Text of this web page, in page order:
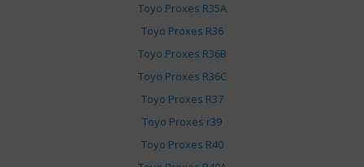
Toyo Proxes R35A
Toyo Proxes R36
Toyo Proxes R36B
Toyo Proxes R36C
Toyo Proxes R37
Toyo Proxes r39
Toyo Proxes R40